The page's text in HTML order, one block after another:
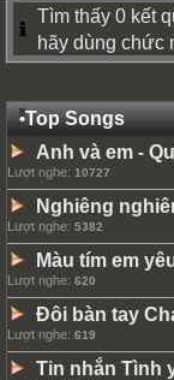
Tìm thấy 0 kết
hãy dùng chức
•Top Songs
Anh và em -
Lượt nghe: 10727
Nghiêng
Lượt nghe: 5382
Màu tím em
Lượt nghe: 620
Đôi bàn tay
Lượt nghe: 619
Tin nhắn Tình